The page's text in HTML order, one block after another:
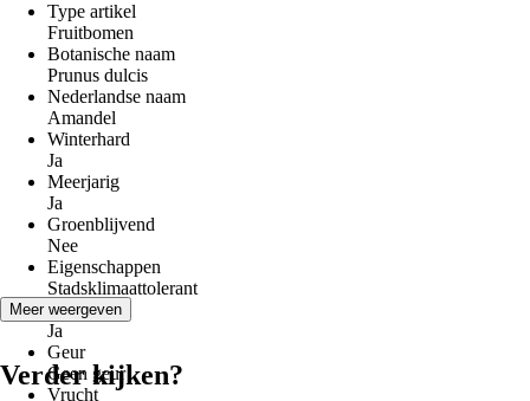
Type artikel
Fruitbomen
Botanische naam
Prunus dulcis
Nederlandse naam
Amandel
Winterhard
Ja
Meerjarig
Ja
Groenblijvend
Nee
Eigenschappen
Stadsklimaattolerant
Bloesem
Ja
Geur
Geen geur
Vrucht
Meer weergeven
Verder kijken?